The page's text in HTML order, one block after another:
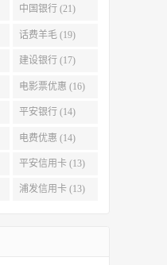
中国银行 (21)
话费羊毛 (19)
建设银行 (17)
电影票优惠 (16)
平安银行 (14)
电费优惠 (14)
平安信用卡 (13)
浦发信用卡 (13)